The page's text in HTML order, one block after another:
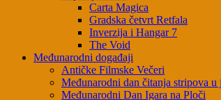
Carta Magica
Gradska četvrt Retfala
Inverzija i Hangar 7
The Void
Međunarodni događaji
Antičke Filmske Večeri
Međunarodni dan čitanja stripova u
Međunarodni Dan Igara na Ploči